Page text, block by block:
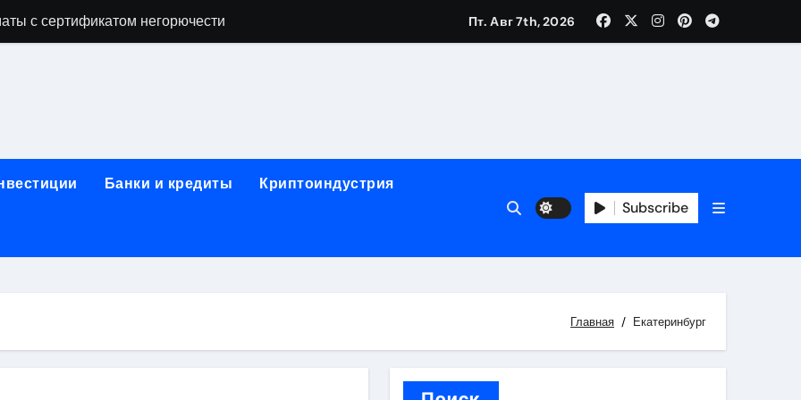
с сертификатом негорючести
и направляющих для конвейерных лент
лотков для хранения электронных компонентов
этапы строительства, проверка застройщика и сценарии оформления сделки
информация о сельскохозяйственных предприятиях
станций серий T330 и T990
Пт. Авг 7th, 2026
Банки и кредиты Криптоиндустрия
Subscribe
Главная Екатеринбург